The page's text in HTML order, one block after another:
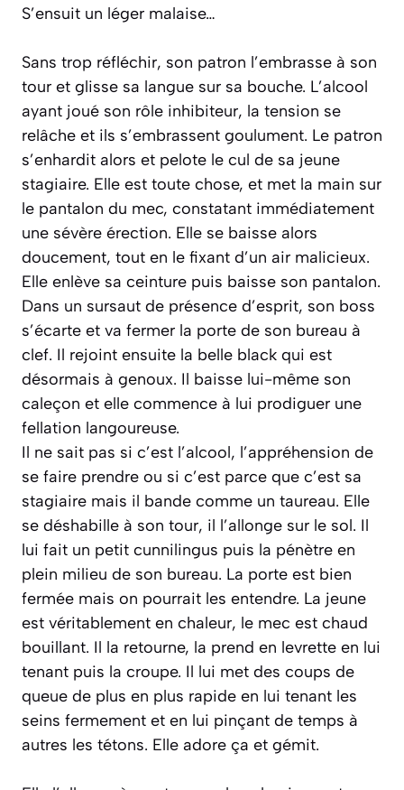
S’ensuit un léger malaise…
Sans trop réfléchir, son patron l’embrasse à son
tour et glisse sa langue sur sa bouche. L’alcool
ayant joué son rôle inhibiteur, la tension se
relâche et ils s’embrassent goulument. Le patron
s’enhardit alors et pelote le cul de sa jeune
stagiaire. Elle est toute chose, et met la main sur
le pantalon du mec, constatant immédiatement
une sévère érection. Elle se baisse alors
doucement, tout en le fixant d’un air malicieux.
Elle enlève sa ceinture puis baisse son pantalon.
Dans un sursaut de présence d’esprit, son boss
s’écarte et va fermer la porte de son bureau à
clef. Il rejoint ensuite la belle black qui est
désormais à genoux. Il baisse lui-même son
caleçon et elle commence à lui prodiguer une
fellation langoureuse.
Il ne sait pas si c’est l’alcool, l’appréhension de
se faire prendre ou si c’est parce que c’est sa
stagiaire mais il bande comme un taureau. Elle
se déshabille à son tour, il l’allonge sur le sol. Il
lui fait un petit cunnilingus puis la pénètre en
plein milieu de son bureau. La porte est bien
fermée mais on pourrait les entendre. La jeune
est véritablement en chaleur, le mec est chaud
bouillant. Il la retourne, la prend en levrette en lui
tenant puis la croupe. Il lui met des coups de
queue de plus en plus rapide en lui tenant les
seins fermement et en lui pinçant de temps à
autres les tétons. Elle adore ça et gémit.